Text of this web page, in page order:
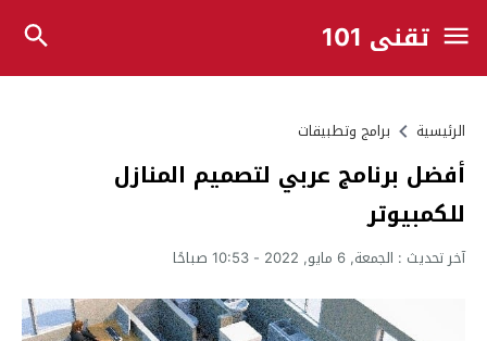
تقني 101
الرئيسية برامج وتطبيقات
أفضل برنامج عربي لتصميم المنازل
للكمبيوتر
آخر تحديث : الجمعة, 6 مايو, 2022 - 10:53 صباحًا